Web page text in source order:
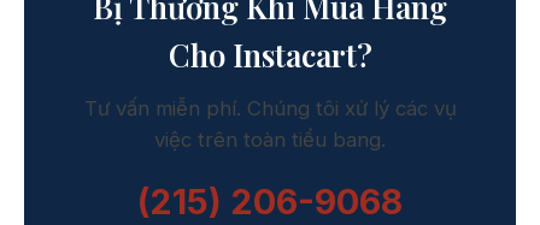
Cho Instacart?
Tư vấn miễn phí. Chúng tôi xử lý các vụ
việc trên toàn tiểu bang.
(215) 206-9068